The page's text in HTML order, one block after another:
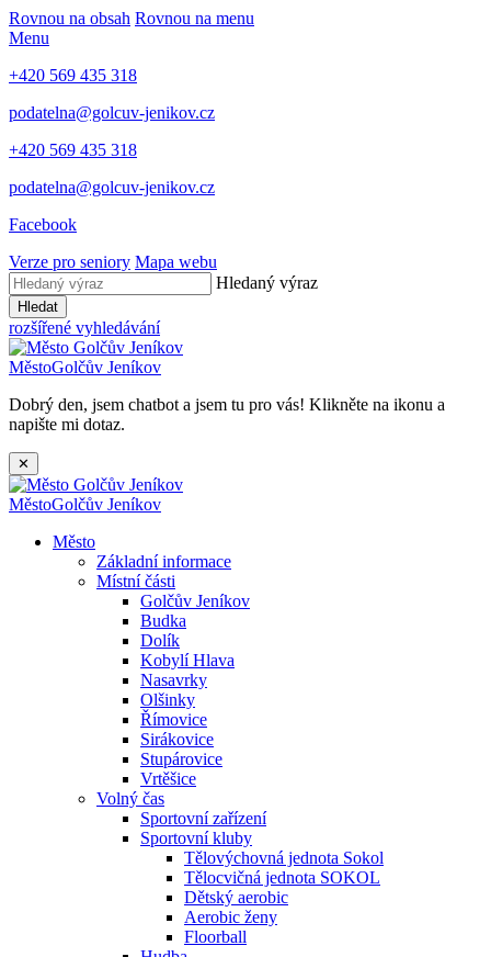
Rovnou na obsah Rovnou na menu
Menu
+420 569 435 318
podatelna@golcuv-jenikov.cz
+420 569 435 318
podatelna@golcuv-jenikov.cz
Facebook
Verze pro seniory Mapa webu
Hledaný výraz
Hledat
rozšířené vyhledávání
MěstoGolčův Jeníkov
Dobrý den, jsem chatbot a jsem tu pro vás! Klikněte na ikonu a
napište mi dotaz.
✕
MěstoGolčův Jeníkov
Město
Základní informace
Místní části
Golčův Jeníkov
Budka
Dolík
Kobylí Hlava
Nasavrky
Olšinky
Římovice
Sirákovice
Stupárovice
Vrtěšice
Volný čas
Sportovní zařízení
Sportovní kluby
Tělovýchovná jednota Sokol
Tělocvičná jednota SOKOL
Dětský aerobic
Aerobic ženy
Floorball